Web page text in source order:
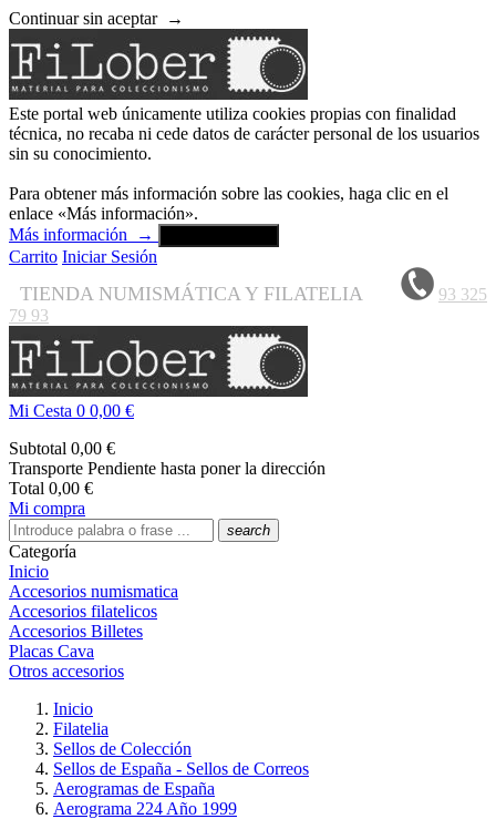
Continuar sin aceptar →
Este portal web únicamente utiliza cookies propias con finalidad
técnica, no recaba ni cede datos de carácter personal de los usuarios
sin su conocimiento.
Para obtener más información sobre las cookies, haga clic en el
enlace «Más información».
Más información
→
Carrito Iniciar Sesión
TIENDA NUMISMÁTICA Y FILATELIA
93 325
79 93
Mi Cesta 0 0,00 €
Subtotal 0,00 €
Transporte Pendiente hasta poner la dirección
Total 0,00 €
Mi compra
search
Categoría
Inicio
Accesorios numismatica
Accesorios filatelicos
Accesorios Billetes
Placas Cava
Otros accesorios
Inicio
Filatelia
Sellos de Colección
Sellos de España - Sellos de Correos
Aerogramas de España
Aerograma 224 Año 1999